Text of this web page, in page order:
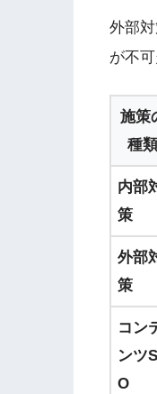
外部
が不可
施策
種類
内部
策
外部
策
コン
ンツ
O